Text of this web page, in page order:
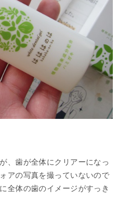
、歯が全体にクリアーになっ
アの写真を撮っていないので
全体の歯のイメージがすっき